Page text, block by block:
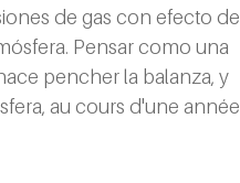
de gas con efecto de
Pensar como una
pencher la balanza, y
au cours d'une année